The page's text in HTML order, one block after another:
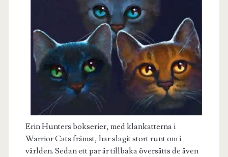
Erin Hunters bokserier, med klankatterna i
Warrior Cats främst, har slagit stort runt om i
världen. Sedan ett par år tillbaka översätts de även